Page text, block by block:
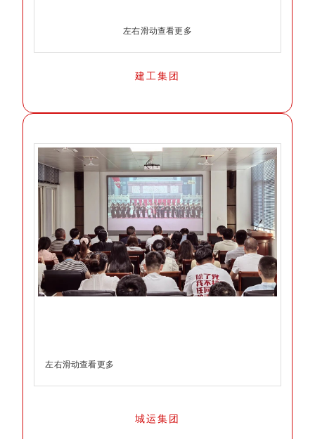
左右滑动查看更多
建工集团
左右滑动查看更多
城运集团